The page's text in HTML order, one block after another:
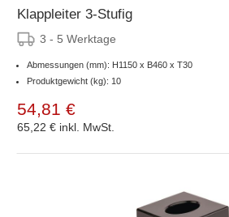
Klappleiter 3-Stufig
3 - 5 Werktage
Abmessungen (mm): H1150 x B460 x T30
Produktgewicht (kg): 10
54,81 €
65,22 € inkl. MwSt.